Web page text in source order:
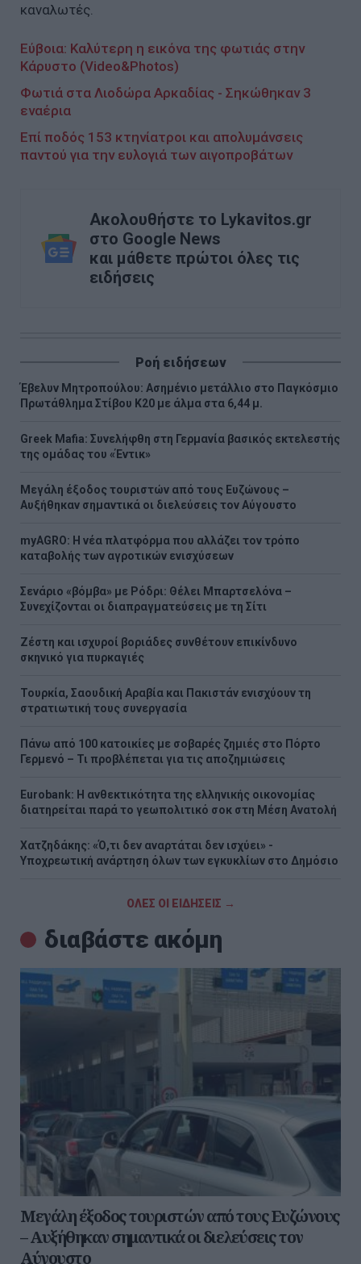
καναλωτές.
Εύβοια: Καλύτερη η εικόνα της φωτιάς στην
Κάρυστο (Video&Photos)
Φωτιά στα Λιοδώρα Αρκαδίας - Σηκώθηκαν 3
εναέρια
Επί ποδός 153 κτηνίατροι και απολυμάνσεις
παντού για την ευλογιά των αιγοπροβάτων
Ακολουθήστε το Lykavitos.gr
στο Google News
και μάθετε πρώτοι όλες τις
ειδήσεις
Ροή ειδήσεων
Έβελυν Μητροπούλου: Ασημένιο μετάλλιο στο Παγκόσμιο
Πρωτάθλημα Στίβου Κ20 με άλμα στα 6,44 μ.
Greek Mafia: Συνελήφθη στη Γερμανία βασικός εκτελεστής
της ομάδας του «Έντικ»
Μεγάλη έξοδος τουριστών από τους Ευζώνους –
Αυξήθηκαν σημαντικά οι διελεύσεις τον Αύγουστο
myAGRO: Η νέα πλατφόρμα που αλλάζει τον τρόπο
καταβολής των αγροτικών ενισχύσεων
Σενάριο «βόμβα» με Ρόδρι: Θέλει Μπαρτσελόνα –
Συνεχίζονται οι διαπραγματεύσεις με τη Σίτι
Ζέστη και ισχυροί βοριάδες συνθέτουν επικίνδυνο
σκηνικό για πυρκαγιές
Τουρκία, Σαουδική Αραβία και Πακιστάν ενισχύουν τη
στρατιωτική τους συνεργασία
Πάνω από 100 κατοικίες με σοβαρές ζημιές στο Πόρτο
Γερμενό – Τι προβλέπεται για τις αποζημιώσεις
Eurobank: Η ανθεκτικότητα της ελληνικής οικονομίας
διατηρείται παρά το γεωπολιτικό σοκ στη Μέση Ανατολή
Χατζηδάκης: «Ό,τι δεν αναρτάται δεν ισχύει» -
Υποχρεωτική ανάρτηση όλων των εγκυκλίων στο Δημόσιο
ΟΛΕΣ ΟΙ ΕΙΔΗΣΕΙΣ →
διαβάστε ακόμη
Μεγάλη έξοδος τουριστών από τους Ευζώνους
– Αυξήθηκαν σημαντικά οι διελεύσεις τον
Αύγουστο